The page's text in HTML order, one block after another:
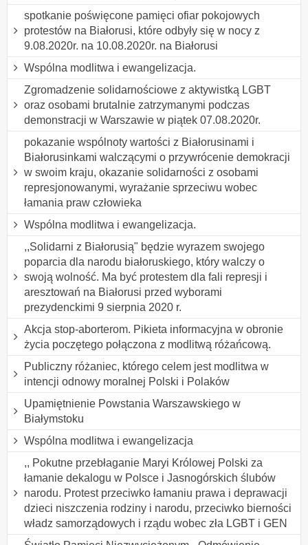
spotkanie poświęcone pamięci ofiar pokojowych
protestów na Białorusi, które odbyły się w nocy z
9.08.2020r. na 10.08.2020r. na Białorusi
Wspólna modlitwa i ewangelizacja.
Zgromadzenie solidarnościowe z aktywistką LGBT
oraz osobami brutalnie zatrzymanymi podczas
demonstracji w Warszawie w piątek 07.08.2020r.
pokazanie wspólnoty wartości z Białorusinami i
Białorusinkami walczącymi o przywrócenie demokracji
w swoim kraju, okazanie solidarności z osobami
represjonowanymi, wyrażanie sprzeciwu wobec
łamania praw człowieka
Wspólna modlitwa i ewangelizacja.
,,Solidarni z Białorusią" będzie wyrazem swojego
poparcia dla narodu białoruskiego, który walczy o
swoją wolność. Ma być protestem dla fali represji i
aresztowań na Białorusi przed wyborami
prezydenckimi 9 sierpnia 2020 r.
Akcja stop-aborterom. Pikieta informacyjna w obronie
życia poczętego połączona z modlitwą różańcową.
Publiczny różaniec, którego celem jest modlitwa w
intencji odnowy moralnej Polski i Polaków
Upamiętnienie Powstania Warszawskiego w
Białymstoku
Wspólna modlitwa i ewangelizacja
,, Pokutne przebłaganie Maryi Królowej Polski za
łamanie dekalogu w Polsce i Jasnogórskich ślubów
narodu. Protest przeciwko łamaniu prawa i deprawacji
dzieci niszczenia rodziny i narodu, przeciwko bierności
władz samorządowych i rządu wobec zła LGBT i GEN